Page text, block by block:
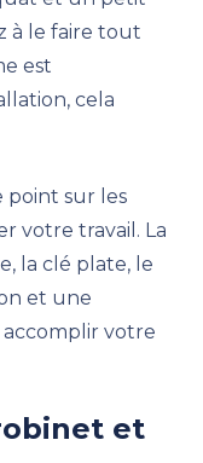
à le faire tout
est
cela
point sur les
votre travail. La
la clé plate, le
et une
votre
et